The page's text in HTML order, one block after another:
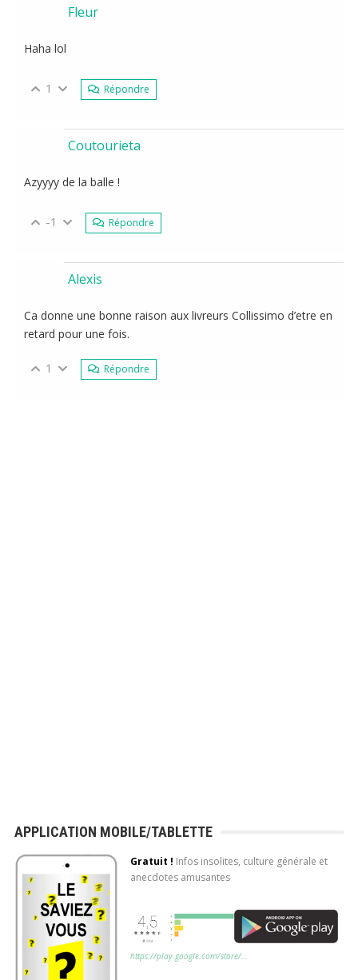
Fleur
Haha lol
1 Répondre
Coutourieta
Azyyyy de la balle !
-1 Répondre
Alexis
Ca donne une bonne raison aux livreurs Collissimo d’etre en
retard pour une fois.
1 Répondre
APPLICATION MOBILE/TABLETTE
Gratuit ! Infos insolites, culture générale et
anecdotes amusantes
https://play.google.com/store/…
Découvrez chaque
jour de nouvelles
infos amusantes,
culture générale!
Application mobile